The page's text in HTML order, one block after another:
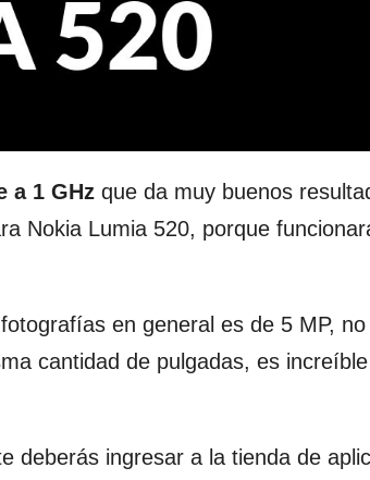
a 1 GHz que da muy buenos
Nokia Lumia 520, porque
en general es de 5 MP,
cantidad de pulgadas, es
deberás ingresar a la tienda de